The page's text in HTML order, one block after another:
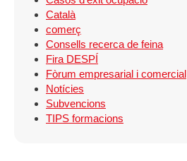
Català
comerç
Consells recerca de feina
Fira DESPÍ
Fòrum empresarial i comercial
Notícies
Subvencions
TIPS formacions